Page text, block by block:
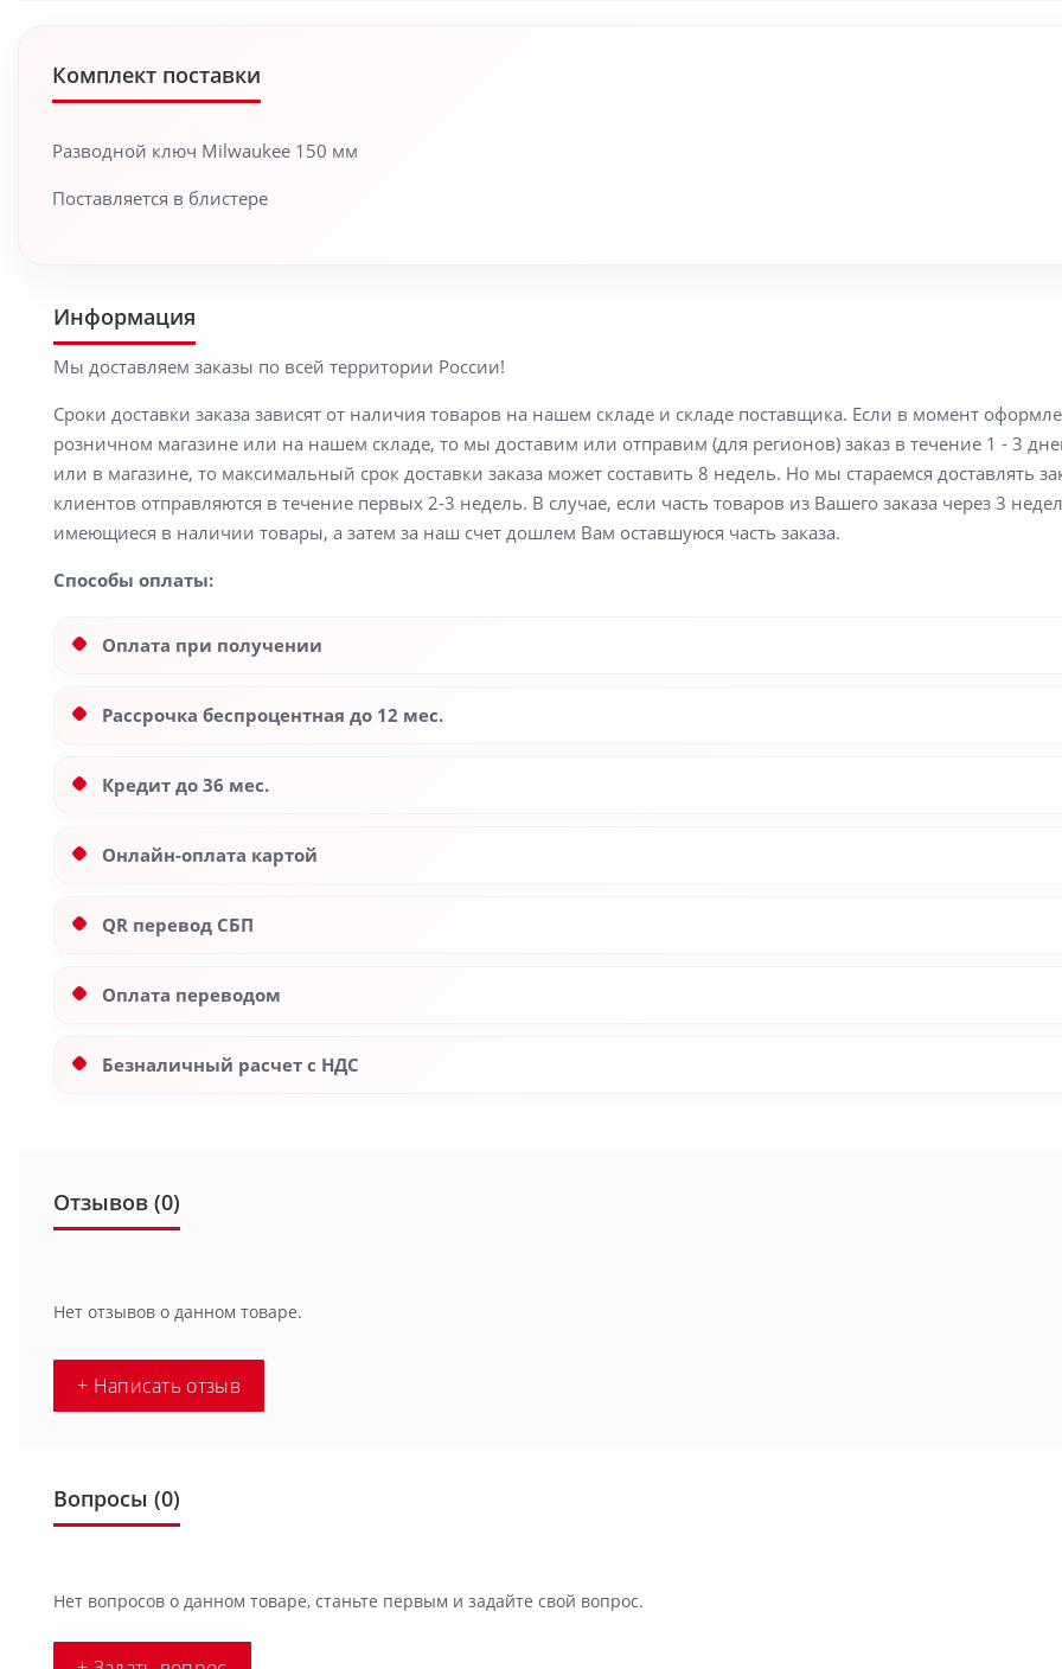
Комплект поставки
Разводной ключ Milwaukee 150 мм
Поставляется в блистере
Информация
Мы доставляем заказы по всей территории России!
Сроки доставки заказа зависят от наличия товаров на нашем складе и складе поставщика. Если в момент
розничном магазине или на нашем складе, то мы доставим или отправим (для регионов) заказ в течение 1 - 3
или в магазине, то максимальный срок доставки заказа может составить 8 недель. Но мы стараемся доставлять
клиентов отправляются в течение первых 2-3 недель. В случае, если часть товаров из Вашего заказа через 3
имеющиеся в наличии товары, а затем за наш счет дошлем Вам оставшуюся часть заказа.
Способы оплаты:
Оплата при получении
Рассрочка беспроцентная до 12 мес.
Кредит до 36 мес.
Онлайн-оплата картой
QR перевод СБП
Оплата переводом
Безналичный расчет с НДС
Отзывов (0)
Нет отзывов о данном товаре.
+ Написать отзыв
Вопросы (0)
Нет вопросов о данном товаре, станьте первым и задайте свой вопрос.